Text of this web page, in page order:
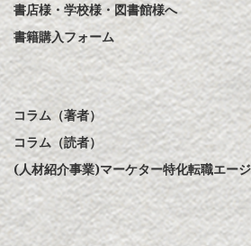
書店様・学校様・図書館様へ
書籍購入フォーム
コラム（著者）
コラム（読者）
(人材紹介事業)マーケター特化転職エー